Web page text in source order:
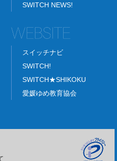
SWITCH NEWS!
スイッチナビ
SWITCH!
SWITCH★SHIKOKU
愛媛ゆめ教育協会